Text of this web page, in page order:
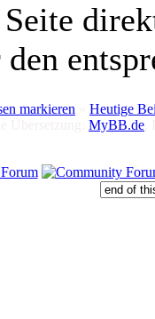
markieren
Heutige
MyBB.de